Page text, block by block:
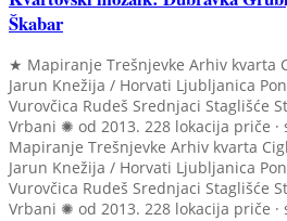
Škabar
★ Mapiranje Trešnjevke Arhiv kvarta
Jarun Knežija / Horvati Ljubljanica
Vurovčica Rudeš Srednjaci Staglišće
Vrbani ✺ od 2013. 228 lokacija priče ·
Mapiranje Trešnjevke Arhiv kvarta
Jarun Knežija / Horvati Ljubljanica
Vurovčica Rudeš Srednjaci Staglišće
Vrbani ✺ od 2013. 228 lokacija priče ·